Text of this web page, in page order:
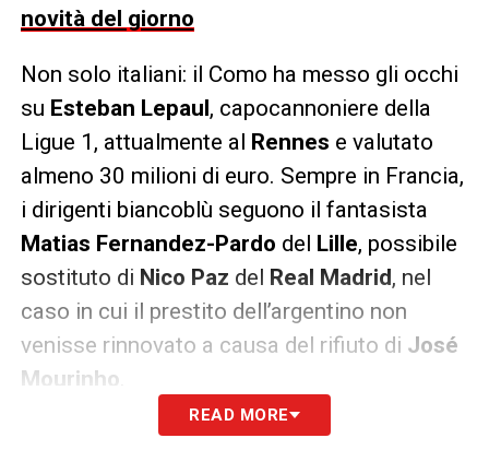
novità del giorno
Non solo italiani: il Como ha messo gli occhi
su Esteban Lepaul , capocannoniere della
Ligue 1, attualmente al
Rennes e valutato
almeno 30 milioni di euro. Sempre in Francia,
i dirigenti biancoblù seguono il fantasista
Matias Fernandez-Pardo del Lille, possibile
sostituto di Nico Paz del Real Madrid, nel
caso in cui il prestito dell’argentino non
venisse rinnovato a causa del rifiuto di José
Mourinho
Con questi obiettivi di mercato, il Como
READ MORE